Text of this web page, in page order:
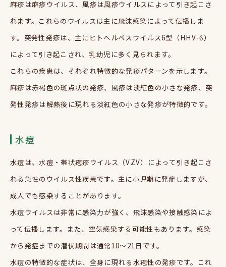
麻疹は麻疹ウイルス、風疹は風疹ウイルスによって引き起こさ
れます。これらのウイルスは主に飛沫感染によって伝播しま
す。突発性発疹は、主にヒトヘルペスウイルス6型（HHV-6）
によって引き起こされ、乳幼児に多く見られます。
これらの疾患は、それぞれ特徴的な発疹パターンを示します。
麻疹は赤褐色の斑点状の発疹、風疹は淡紅色の小さな発疹、突
発性発疹は解熱後に現れる淡紅色の小さな発疹が特徴的です。
水痘
水痘は、水痘・帯状疱疹ウイルス（VZV）によって引き起こさ
れる急性のウイルス性疾患です。主に小児期に発症しますが、
成人でも感染することがあります。
水痘ウイルスは非常に感染力が強く、飛沫感染や接触感染によ
って伝播します。また、空気感染する可能性もあります。感染
から発症までの潜伏期間は通常10～21日です。
水痘の特徴的な症状は、全身に現れる水疱性の発疹です。これ